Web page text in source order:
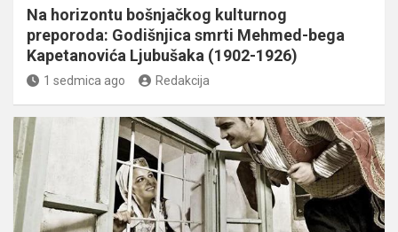
Na horizontu bošnjačkog kulturnog
preporoda: Godišnjica smrti Mehmed-bega
Kapetanovića Ljubušaka (1902-1926)
1 sedmica ago Redakcija